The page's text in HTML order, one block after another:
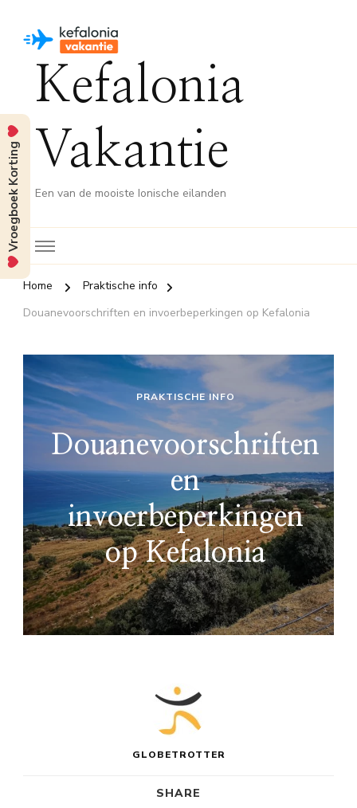
Kefalonia
Vakantie
Een van de mooiste Ionische eilanden
Home
Praktische info
Douanevoorschriften en invoerbeperkingen op Kefalonia
PRAKTISCHE INFO
Douanevoorschriften
en
invoerbeperkingen
op Kefalonia
GLOBETROTTER
SHARE
Vroegboek Korting